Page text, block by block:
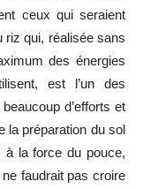
ceux qui seraient
riz qui, réalisée sans
des énergies
est l’un des
d’efforts et
la préparation du sol
à la force du pouce,
faudrait pas croire